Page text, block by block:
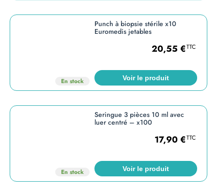
En stock
Punch à biopsie stérile x10
Euromedis jetables
20,55 €TTC
Voir le produit
En stock
Seringue 3 pièces 10 ml avec
luer centré – x100
17,90€TTC
Voir le produit